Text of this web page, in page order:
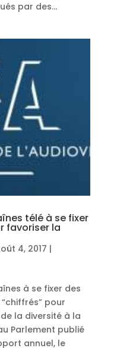
par des...
télé à se fixer
favoriser la
4, 2017 |
à se fixer des
pour
la diversité à la
Parlement publié
annuel, le